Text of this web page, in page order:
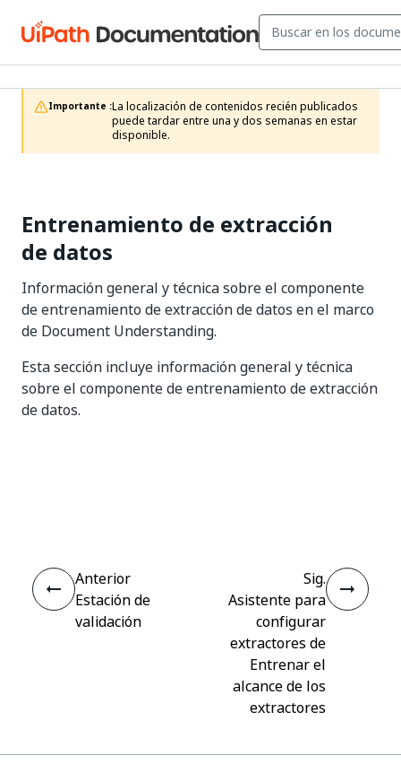
Importante :La localización de contenidos recién publicados
puede tardar entre una y dos semanas en estar
disponible.
Entrenamiento de extracción
de datos
Información general y técnica sobre el componente
de entrenamiento de extracción de datos en el marco
de Document Understanding.
Esta sección incluye información general y técnica
sobre el componente de entrenamiento de extracción
de datos.
Anterior
Estación de
validación
Sig.
Asistente para
configurar
extractores de
Entrenar el
alcance de los
extractores